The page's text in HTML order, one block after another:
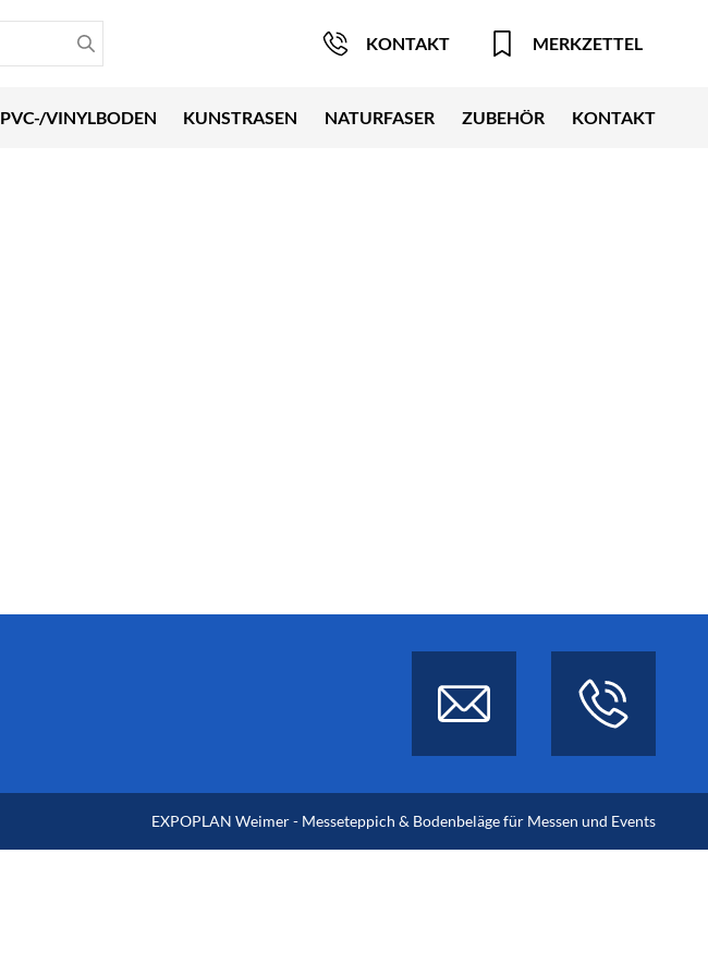
KONTAKT MERKZETTEL
PVC-/VINYLBODEN KUNSTRASEN NATURFASER ZUBEHÖR KONTAKT
EXPOPLAN Weimer - Messeteppich & Bodenbeläge für Messen und Events